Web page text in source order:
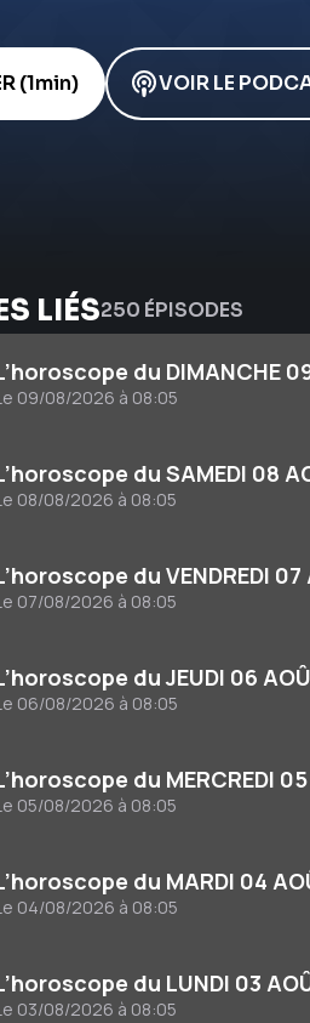
(1min) VOIR LE
LIÉS250 ÉPISODES
du DIMANCHE
09/08/2026 à 08:05
du SAMEDI 08
08/08/2026 à 08:05
du VENDREDI
07/08/2026 à 08:05
du JEUDI 06
06/08/2026 à 08:05
du MERCREDI
05/08/2026 à 08:05
du MARDI 04
04/08/2026 à 08:05
du LUNDI 03
03/08/2026 à 08:05